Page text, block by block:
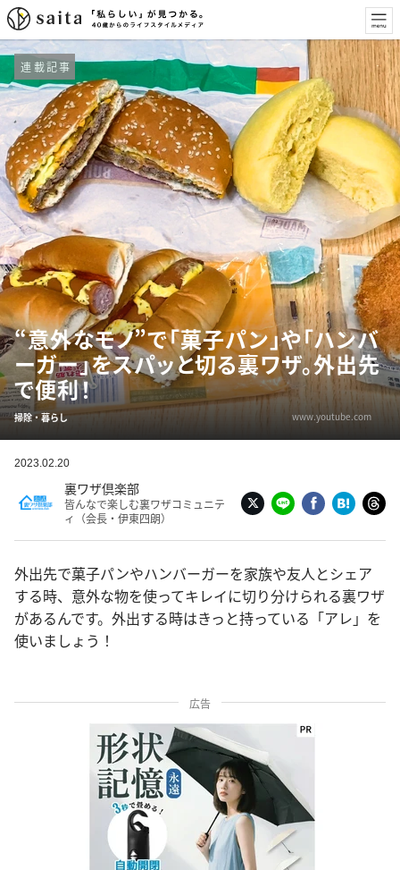
連載記事
“意外なモノ”で「菓子パン」や「ハンバ
ーガー」をスパッと切る裏ワザ。外出先
で便利！
掃除・暮らし www.youtube.com
2023.02.20
裏ワザ倶楽部
皆んなで楽しむ裏ワザコミュニテ
ィ（会長・伊東四朗）
外出先で菓子パンやハンバーガーを家族や友人とシェア
する時、意外な物を使ってキレイに切り分けられる裏ワザ
があるんです。外出する時はきっと持っている「アレ」を
使いましょう！
広告